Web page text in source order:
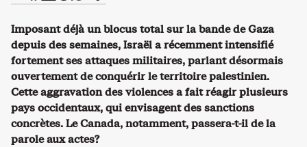
Imposant déjà un blocus total sur la bande de Gaza
depuis des semaines, Israël a récemment intensifié
fortement ses attaques militaires, parlant désormais
ouvertement de conquérir le territoire palestinien.
Cette aggravation des violences a fait réagir plusieurs
pays occidentaux, qui envisagent des sanctions
concrètes. Le Canada, notamment, passera-t-il de la
parole aux actes?